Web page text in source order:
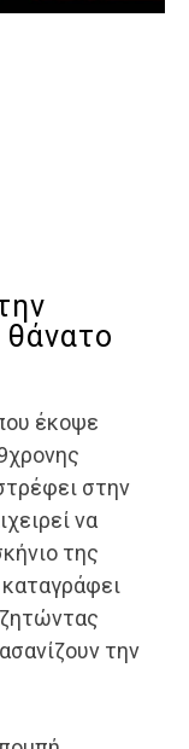
έκοψε
στην
να
της
την